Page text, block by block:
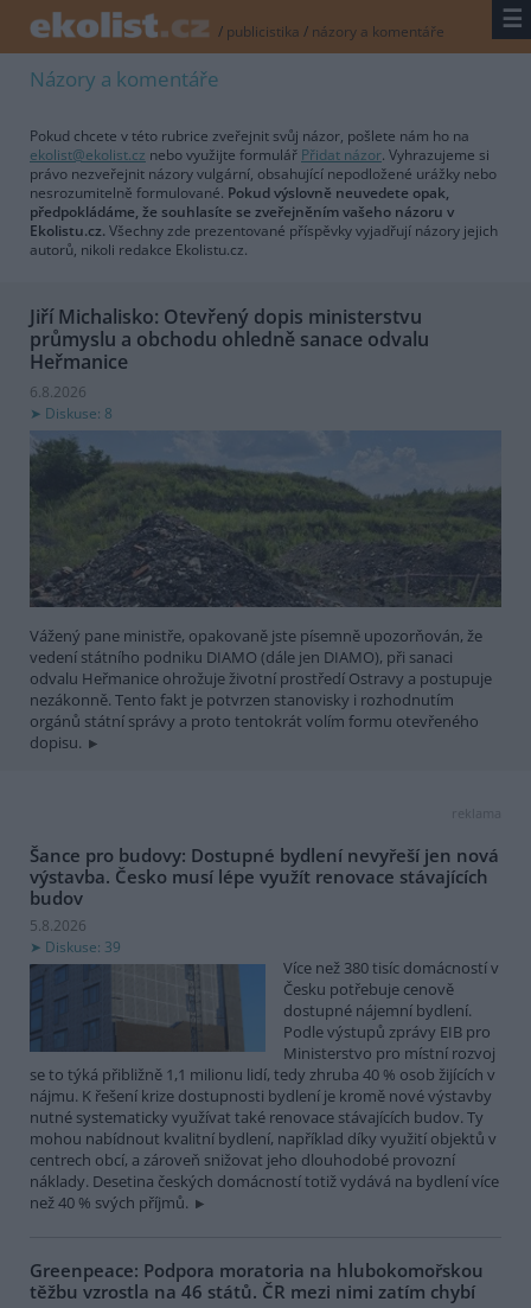
/ publicistika / názory a komentáře ☰
Názory a komentáře
Pokud chcete v této rubrice zveřejnit svůj názor, pošlete nám ho na
ekolist@ekolist.cz nebo využijte formulář Přidat názor. Vyhrazujeme si
právo nezveřejnit názory vulgární, obsahující nepodložené urážky nebo
nesrozumitelně formulované. Pokud výslovně neuvedete opak,
předpokládáme, že souhlasíte se zveřejněním vašeho názoru v
Ekolistu.cz. Všechny zde prezentované příspěvky vyjadřují názory jejich
autorů, nikoli redakce Ekolistu.cz.
Jiří Michalisko: Otevřený dopis ministerstvu
průmyslu a obchodu ohledně sanace odvalu
Heřmanice
6.8.2026
Diskuse: 8
Vážený pane ministře, opakovaně jste písemně upozorňován, že
vedení státního podniku DIAMO (dále jen DIAMO), při sanaci
odvalu Heřmanice ohrožuje životní prostředí Ostravy a postupuje
nezákonně. Tento fakt je potvrzen stanovisky i rozhodnutím
orgánů státní správy a proto tentokrát volím formu otevřeného
dopisu.
reklama
Šance pro budovy: Dostupné bydlení nevyřeší jen nová
výstavba. Česko musí lépe využít renovace stávajících
budov
5.8.2026
Diskuse: 39
Více než 380 tisíc domácností v
Česku potřebuje cenově
dostupné nájemní bydlení.
Podle výstupů zprávy EIB pro
Ministerstvo pro místní rozvoj
se to týká přibližně 1,1 milionu lidí, tedy zhruba 40 % osob žijících v
nájmu. K řešení krize dostupnosti bydlení je kromě nové výstavby
nutné systematicky využívat také renovace stávajících budov. Ty
mohou nabídnout kvalitní bydlení, například díky využití objektů v
centrech obcí, a zároveň snižovat jeho dlouhodobé provozní
náklady. Desetina českých domácností totiž vydává na bydlení více
než 40 % svých příjmů.
Greenpeace: Podpora moratoria na hlubokomořskou
těžbu vzrostla na 46 států. ČR mezi nimi zatím chybí